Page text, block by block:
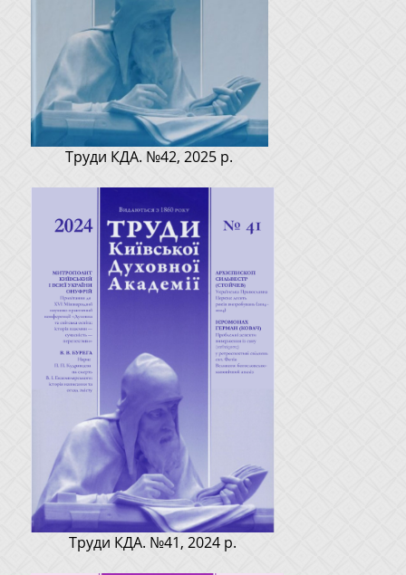
Труди КДА. №42, 2025 р.
Труди КДА. №41, 2024 р.